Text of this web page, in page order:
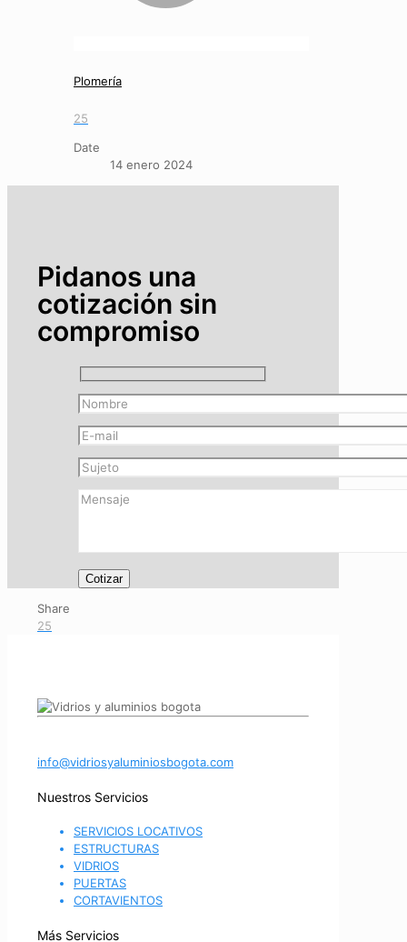
Plomería
25
Date
14 enero 2024
Pidanos una
cotización sin
compromiso
Share
25
info@vidriosyaluminiosbogota.com
Nuestros Servicios
SERVICIOS LOCATIVOS
ESTRUCTURAS
VIDRIOS
PUERTAS
CORTAVIENTOS
Más Servicios